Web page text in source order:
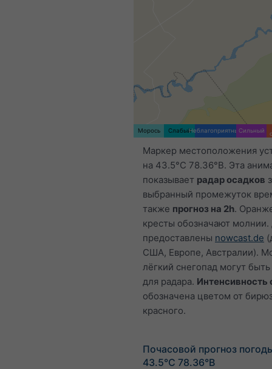
Морось СлабыйНеблагоприятныйСильный
Маркер местоположения
на 43.5°С 78.36°В. Эта
показывает радар осадков
выбранный промежуток
также прогноз на 2h.
кресты обозначают
предоставлены nowcast.de
США, Европе, Австралии).
лёгкий снегопад могут
для радара. Интенсивность
обозначена цветом от
красного.
Почасовой прогноз
43.5°С 78.36°В